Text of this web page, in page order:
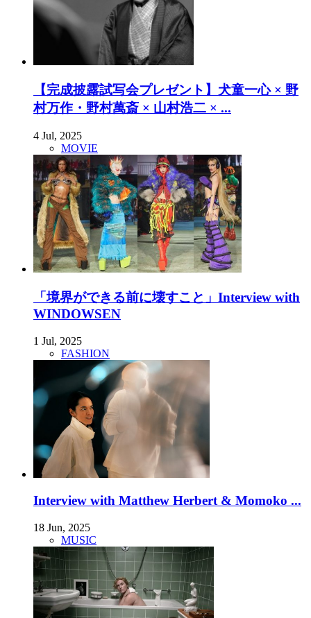
【完成披露試写会プレゼント】犬童一心 × 野
村万作・野村萬斎 × 山村浩二 × ...
4 Jul, 2025
MOVIE
「境界ができる前に壊すこと」Interview with
WINDOWSEN
1 Jul, 2025
FASHION
Interview with Matthew Herbert & Momoko ...
18 Jun, 2025
MUSIC